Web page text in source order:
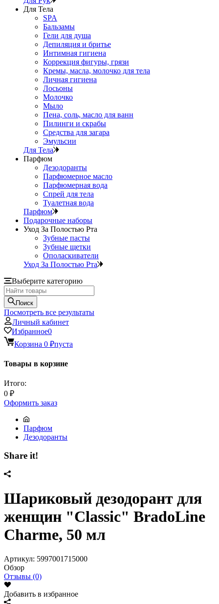
Для Тела
SPA
Бальзамы
Гели для душа
Депиляция и бритье
Интимная гигиена
Коррекция фигуры, грязи
Кремы, масла, молочко для тела
Личная гигиена
Лосьоны
Молочко
Мыло
Пена, соль, масло для ванн
Пилинги и скрабы
Средства для загара
Эмульсии
Для Тела
Парфюм
Дезодоранты
Парфюмерное масло
Парфюмерная вода
Спрей для тела
Туалетная вода
Парфюм
Подарочные наборы
Уход За Полостью Рта
Зубные пасты
Зубные щетки
Ополаскиватели
Уход За Полостью Рта
Выберите категорию
Поиск
Посмотреть все результаты
Личный кабинет
Избранное0
Корзина 0 ₽пуста
Товары в корзине
Итого:
0 ₽
Оформить заказ
Парфюм
Дезодоранты
Share it!
Шариковый дезодорант для
женщин "Classic" BradoLine
Charme, 50 мл
Артикул: 5997001715000
Обзор
Отзывы (0)
Добавить в избранное